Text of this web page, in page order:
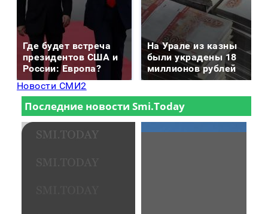
Где будет встреча
президентов США и
России: Европа?
На Урале из казны
были украдены 18
миллионов рублей
Новости СМИ2